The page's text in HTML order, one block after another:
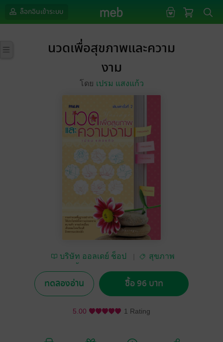
ล็อกอินเข้าระบบ
นวดเพื่อสุขภาพและความ
งาม
โดย เปรม แสงแก้ว
บริษัท ออลเดย์ ช็อป
สุขภาพ
ทดลองอ่าน ซื้อ 96 บาท
5.00 1 Rating